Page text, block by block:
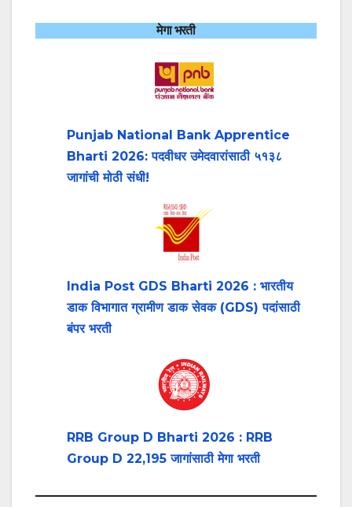
मेगा भरती
Punjab National Bank Apprentice
Bharti 2026: पदवीधर उमेदवारांसाठी ५१३८
जागांची मोठी संधी!
India Post GDS Bharti 2026 : भारतीय
डाक विभागात ग्रामीण डाक सेवक (GDS) पदांसाठी
बंपर भरती
RRB Group D Bharti 2026 : RRB
Group D 22,195 जागांसाठी मेगा भरती